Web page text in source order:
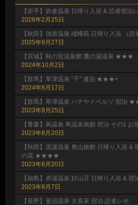
【岩手】岩倉温泉 日帰り入浴 & 読者宿
2026年2月25日
【秋田】強首温泉 樅峰苑 日帰り入浴
2025年9月27日
【宮城】秋の宮温泉郷 鷹の湯温泉 ★★★
2024年10月2日
【群馬】草津温泉 “千” 連泊 ★★★+
2024年8月17日
【群馬】草津温泉 ハナヤドベルツ 宿
2023年9月25日
【青森】蔦温泉 蔦温泉旅館 宿泊 その1
2023年8月20日
【秋田】泥湯温泉 奥山旅館 日帰り入浴 &
の花 ★★★★
2023年8月20日
【福島】赤湯温泉 好山荘 日帰り入浴 &
2023年8月7日
【長野】釜沼温泉 大喜泉 宿泊 読者レポ